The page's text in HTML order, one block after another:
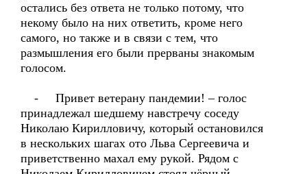
остались без ответа не только потому, что
некому было на них ответить, кроме него
самого, но также и в связи с тем, что
размышления его были прерваны знакомым
голосом.
- Привет ветерану пандемии! – голос
принадлежал шедшему навстречу соседу
Николаю Кирилловичу, который остановился
в нескольких шагах ото Льва Сергеевича и
приветственно махал ему рукой. Рядом с